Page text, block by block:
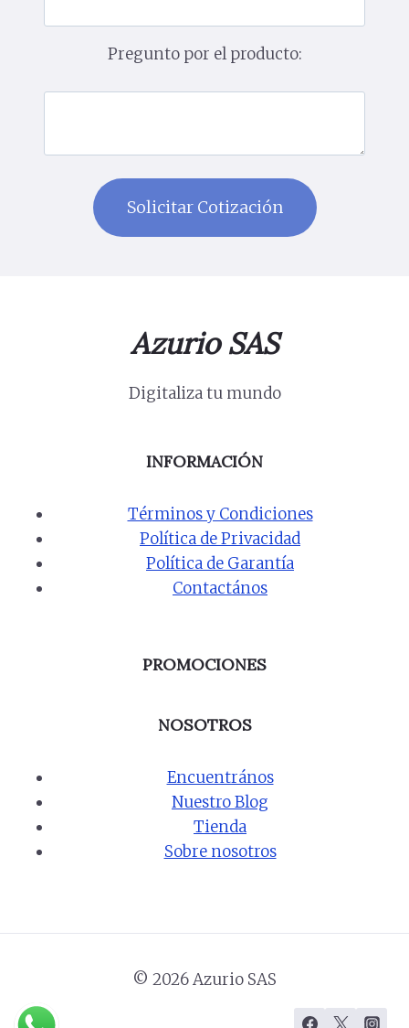
Pregunto por el producto:
Azurio SAS
Digitaliza tu mundo
INFORMACIÓN
Términos y Condiciones
Política de Privacidad
Política de Garantía
Contactános
PROMOCIONES
NOSOTROS
Encuentrános
Nuestro Blog
Tienda
Sobre nosotros
© 2026 Azurio SAS